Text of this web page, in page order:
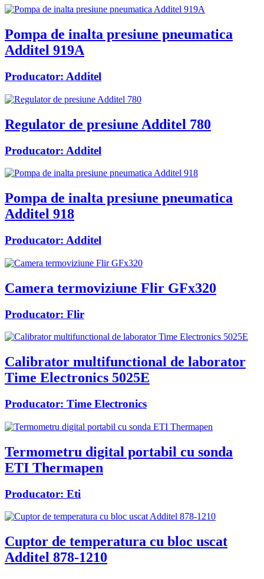
Pompa de inalta presiune pneumatica
Additel 919A
Producator: Additel
Regulator de presiune Additel 780
Producator: Additel
Pompa de inalta presiune pneumatica
Additel 918
Producator: Additel
Camera termoviziune Flir GFx320
Producator: Flir
Calibrator multifunctional de laborator
Time Electronics 5025E
Producator: Time Electronics
Termometru digital portabil cu sonda
ETI Thermapen
Producator: Eti
Cuptor de temperatura cu bloc uscat
Additel 878-1210